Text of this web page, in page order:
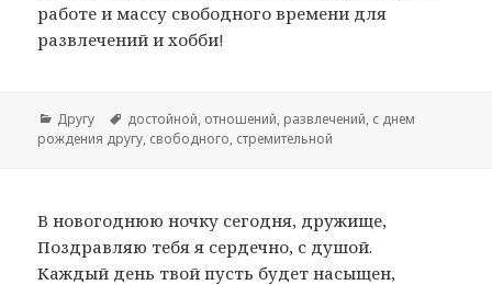
работе и массу свободного времени для
развлечений и хобби!
Рубрики
Другу Метки
достойной, отношений, развлечений, с днем
рождения другу, свободного, стремительной
В новогоднюю ночку сегодня, дружище,
Поздравляю тебя я сердечно, с душой.
Каждый день твой пусть будет насыщен,